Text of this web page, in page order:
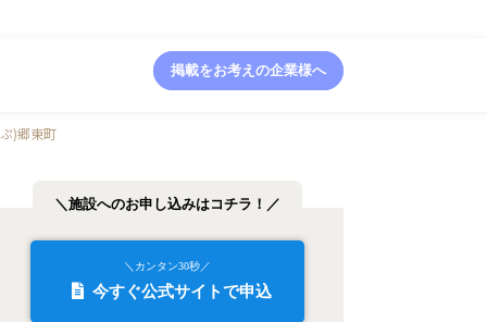
掲載をお考えの企業様へ
)郷東町
＼施設へのお申し込みはコチラ！／
＼カンタン30秒／
今すぐ公式サイトで申込